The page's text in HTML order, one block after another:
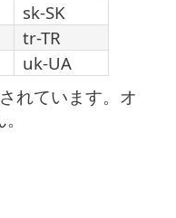
sk-SK
tr-TR
uk-UA
れています。オ